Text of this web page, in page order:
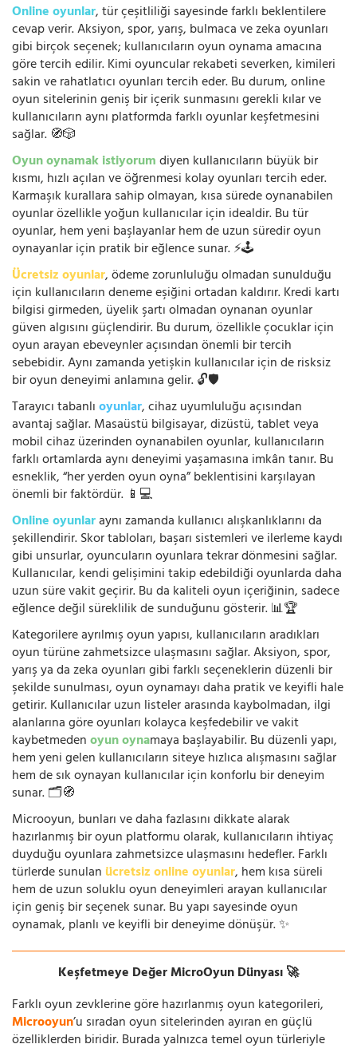
Online oyunlar, tür çeşitliliği sayesinde farklı beklentilere
cevap verir. Aksiyon, spor, yarış, bulmaca ve zeka oyunları
gibi birçok seçenek; kullanıcıların oyun oynama amacına
göre tercih edilir. Kimi oyuncular rekabeti severken, kimileri
sakin ve rahatlatıcı oyunları tercih eder. Bu durum, online
oyun sitelerinin geniş bir içerik sunmasını gerekli kılar ve
kullanıcıların aynı platformda farklı oyunlar keşfetmesini
sağlar. 🧭🎲
Oyun oynamak istiyorumdiyen kullanıcıların büyük bir
kısmı, hızlı açılan ve öğrenmesi kolay oyunları tercih eder.
Karmaşık kurallara sahip olmayan, kısa sürede oynanabilen
oyunlar özellikle yoğun kullanıcılar için idealdir. Bu tür
oyunlar, hem yeni başlayanlar hem de uzun süredir oyun
oynayanlar için pratik bir eğlence sunar. ⚡🕹️
Ücretsiz oyunlar, ödeme zorunluluğu olmadan sunulduğu
için kullanıcıların deneme eşiğini ortadan kaldırır. Kredi kartı
bilgisi girmeden, üyelik şartı olmadan oynanan oyunlar
güven algısını güçlendirir. Bu durum, özellikle çocuklar için
oyun arayan ebeveynler açısından önemli bir tercih
sebebidir. Aynı zamanda yetişkin kullanıcılar için de risksiz
bir oyun deneyimi anlamına gelir. 🔓🛡️
Tarayıcı tabanlıoyunlar, cihaz uyumluluğu açısından
avantaj sağlar. Masaüstü bilgisayar, dizüstü, tablet veya
mobil cihaz üzerinden oynanabilen oyunlar, kullanıcıların
farklı ortamlarda aynı deneyimi yaşamasına imkân tanır. Bu
esneklik, “her yerden oyun oyna” beklentisini karşılayan
önemli bir faktördür. 📱💻
Online oyunlaraynı zamanda kullanıcı alışkanlıklarını da
şekillendirir. Skor tabloları, başarı sistemleri ve ilerleme kaydı
gibi unsurlar, oyuncuların oyunlara tekrar dönmesini sağlar.
Kullanıcılar, kendi gelişimini takip edebildiği oyunlarda daha
uzun süre vakit geçirir. Bu da kaliteli oyun içeriğinin, sadece
eğlence değil süreklilik de sunduğunu gösterir. 📊🏆
Kategorilere ayrılmış oyun yapısı, kullanıcıların aradıkları
oyun türüne zahmetsizce ulaşmasını sağlar. Aksiyon, spor,
yarış ya da zeka oyunları gibi farklı seçeneklerin düzenli bir
şekilde sunulması, oyun oynamayı daha pratik ve keyifli hale
getirir. Kullanıcılar uzun listeler arasında kaybolmadan, ilgi
alanlarına göre oyunları kolayca keşfedebilir ve vakit
kaybetmedenoyun oynamaya başlayabilir. Bu düzenli yapı,
hem yeni gelen kullanıcıların siteye hızlıca alışmasını sağlar
hem de sık oynayan kullanıcılar için konforlu bir deneyim
sunar. 🗂️🧭
Microoyun, bunları ve daha fazlasını dikkate alarak
hazırlanmış bir oyun platformu olarak, kullanıcıların ihtiyaç
duyduğu oyunlara zahmetsizce ulaşmasını hedefler. Farklı
türlerde sunulan ücretsiz online oyunlar, hem kısa süreli
hem de uzun soluklu oyun deneyimleri arayan kullanıcılar
için geniş bir seçenek sunar. Bu yapı sayesinde oyun
oynamak, planlı ve keyifli bir deneyime dönüşür. ✨
Keşfetmeye Değer MicroOyun Dünyası 🚀
Farklı oyun zevklerine göre hazırlanmış oyun kategorileri,
Microoyun’u sıradan oyun sitelerinden ayıran en güçlü
özelliklerden biridir. Burada yalnızca temel oyun türleriyle